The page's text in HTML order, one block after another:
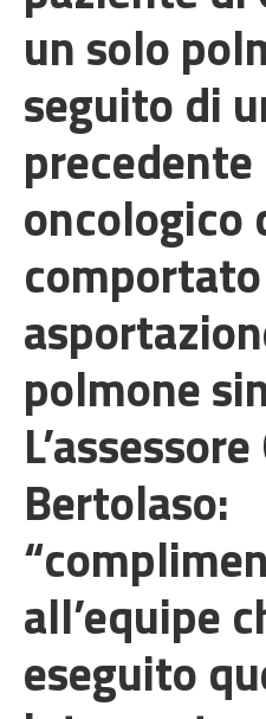
un solo
seguito di
oncologico
polmone
Bertolaso:
all’equipe
eseguito